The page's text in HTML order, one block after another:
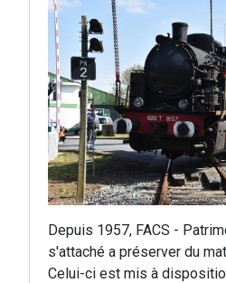
Depuis 1957, FACS -
s'attaché a préserver du
Celui-ci est mis à